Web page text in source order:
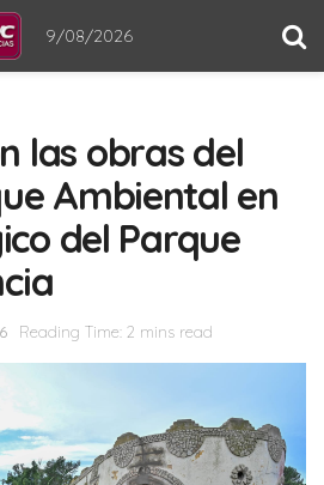
9/08/2026
las obras del
Ambiental en
del Parque
Reading Time: 2 mins read